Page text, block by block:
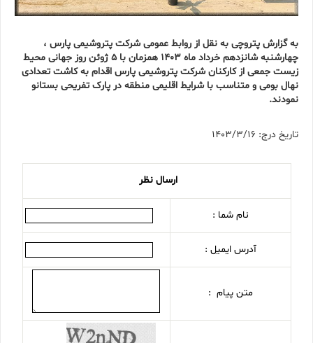
به گزارش پتروچی به نقل از روابط عمومی شرکت پتروشیمی پارس ،
چهارشنبه شانزدهم خرداد ماه ۱۴۰۳ همزمان با 5 ژوئن روز جهانی محیط
زیست جمعی از کارکنان شرکت پتروشیمی پارس اقدام به کاشت تعدادی
نهال بومی و متناسب با شرایط اقلیمی منطقه در پارک تفریحی بستانو
نمودند.
تاریخ درج: 1403/3/16
ارسال نظر
نام شما :
آدرس ایمیل :
متن پیام :